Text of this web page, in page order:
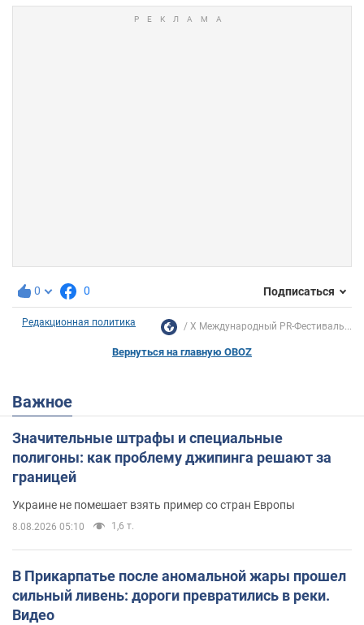
0 0 Подписаться
Редакционная политика X Международный PR-Фестиваль...
Вернуться на главную OBOZ
Важное
Значительные штрафы и специальные
полигоны: как проблему джипинга решают за
границей
Украине не помешает взять пример со стран Европы
8.08.2026 05:10 1,6 т.
В Прикарпатье после аномальной жары прошел
сильный ливень: дороги превратились в реки.
Видео